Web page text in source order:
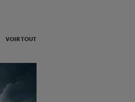
VOIR TOUT